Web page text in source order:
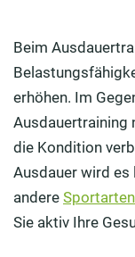
Welche Tipps
Wie können
6 positive
Welche
geeignet?
Fazit:
Beim
erhöhen. Im
Ausdauertraining
die Kondition
Ausdauer wird es
andere Sportarten
Sie aktiv Ihre